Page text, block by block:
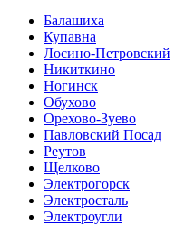
Балашиха
Купавна
Лосино-Петровский
Никиткино
Ногинск
Обухово
Орехово-Зуево
Павловский Посад
Реутов
Щелково
Электрогорск
Электросталь
Электроугли